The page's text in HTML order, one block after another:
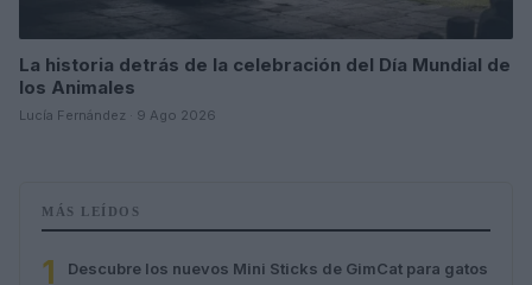
La historia detrás de la celebración del Día Mundial de
los Animales
Lucía Fernández · 9 Ago 2026
MÁS LEÍDOS
1
Descubre los nuevos Mini Sticks de GimCat para gatos